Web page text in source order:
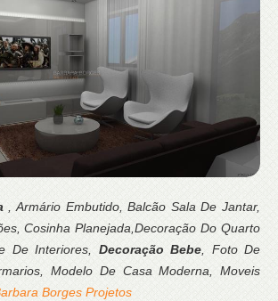
, Armário Embutido, Balcão Sala De Jantar,
Cosinha Planejada,Decoração Do Quarto
De Interiores, Decoração Bebe, Foto De
Modelo De Casa Moderna, Moveis
Borges Projetos